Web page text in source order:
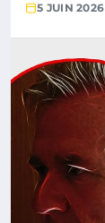
5 JUIN 2026